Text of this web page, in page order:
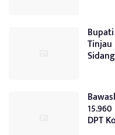
Tinjau
DPT